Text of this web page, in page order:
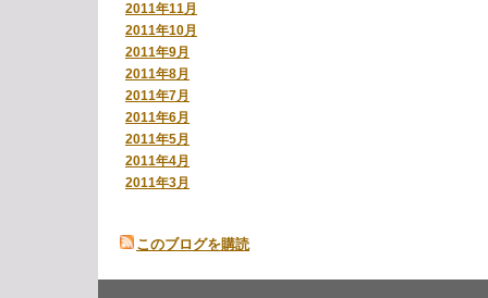
2011年11月
2011年10月
2011年9月
2011年8月
2011年7月
2011年6月
2011年5月
2011年4月
2011年3月
このブログを購読